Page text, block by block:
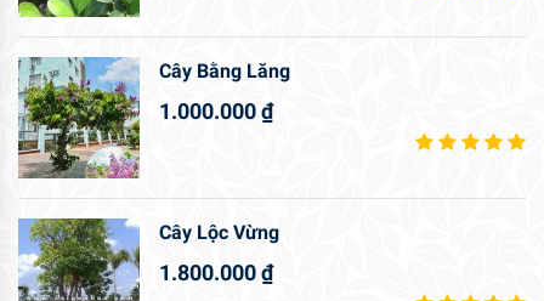
Cây Bằng Lăng
1.000.000₫
Cây Lộc Vừng
1.800.000₫